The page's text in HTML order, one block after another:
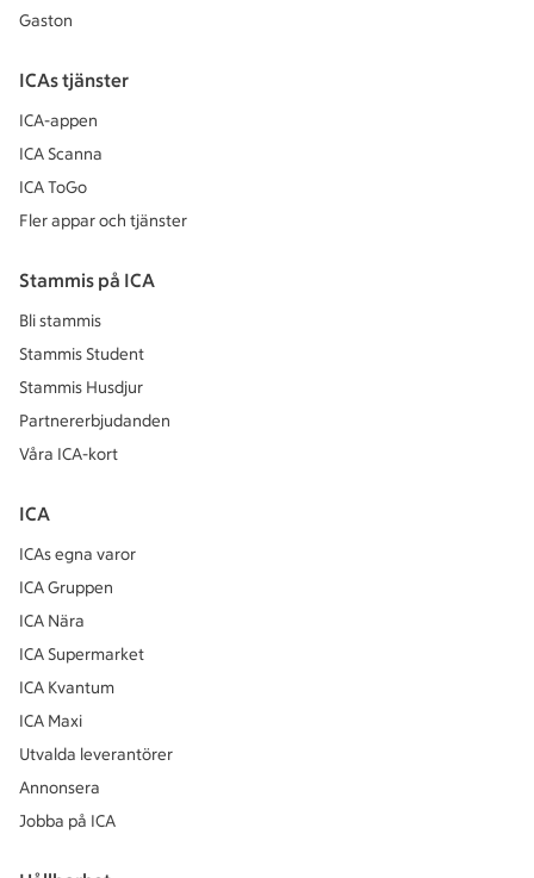
Gaston
ICAs tjänster
ICA-appen
ICA Scanna
ICA ToGo
Fler appar och tjänster
Stammis på ICA
Bli stammis
Stammis Student
Stammis Husdjur
Partnererbjudanden
Våra ICA-kort
ICA
ICAs egna varor
ICA Gruppen
ICA Nära
ICA Supermarket
ICA Kvantum
ICA Maxi
Utvalda leverantörer
Annonsera
Jobba på ICA